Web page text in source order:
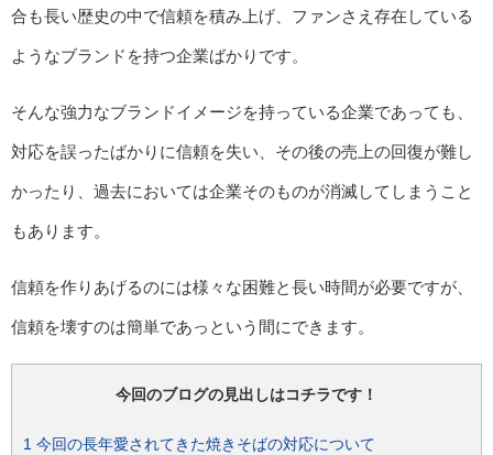
合も長い歴史の中で信頼を積み上げ、ファンさえ存在している
ようなブランドを持つ企業ばかりです。
そんな強力なブランドイメージを持っている企業であっても、
対応を誤ったばかりに信頼を失い、その後の売上の回復が難し
かったり、過去においては企業そのものが消滅してしまうこと
もあります。
信頼を作りあげるのには様々な困難と長い時間が必要ですが、
信頼を壊すのは簡単であっという間にできます。
今回のブログの見出しはコチラです！
1 今回の長年愛されてきた焼きそばの対応について